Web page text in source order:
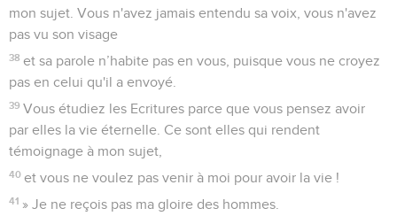
mon sujet. Vous n'avez jamais entendu sa voix, vous n'avez
pas vu son visage
38 et sa parole n’habite pas en vous, puisque vous ne croyez
pas en celui qu'il a envoyé.
39 Vous étudiez les Ecritures parce que vous pensez avoir
par elles la vie éternelle. Ce sont elles qui rendent
témoignage à mon sujet,
40 et vous ne voulez pas venir à moi pour avoir la vie !
41 » Je ne reçois pas ma gloire des hommes.